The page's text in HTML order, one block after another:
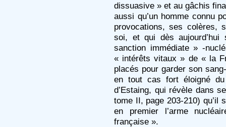
dissuasive » et au gâchis
aussi qu’un homme connu
provocations, ses colères,
soi, et qui dès
sanction immédiate » -
« intérêts vitaux » de « la
placés pour garder son
en tout cas fort éloigné
d’Estaing, qui révèle dans
tome II, page 203-210) qu’il
en premier l’arme
française ».